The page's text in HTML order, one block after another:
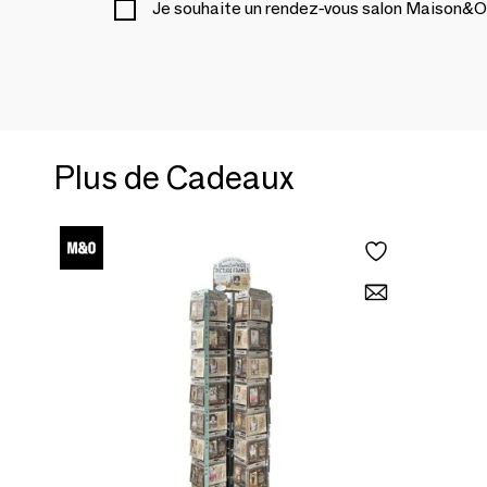
Je souhaite un rendez-vous salon
Plus de Cadeaux